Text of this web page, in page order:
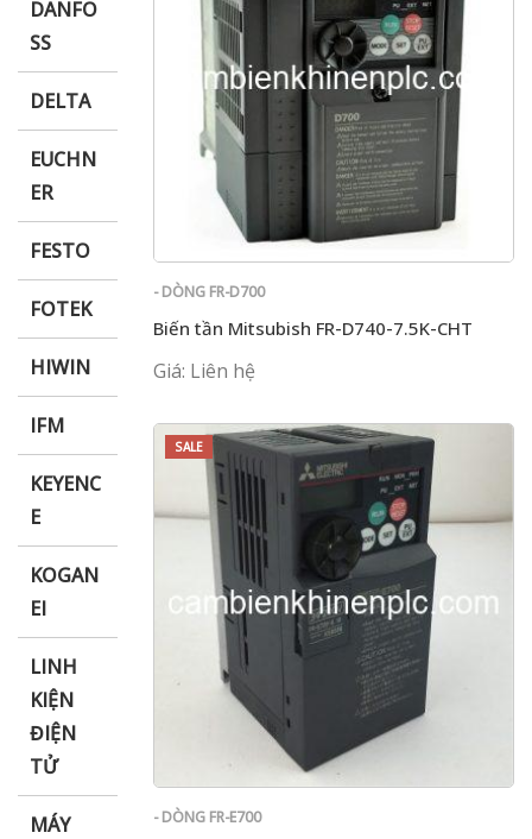
DANFO
SS
DELTA
EUCHN
ER
FESTO
FOTEK
HIWIN
IFM
KEYENC
E
KOGAN
EI
LINH
KIỆN
ĐIỆN
TỬ
MÁY
- DÒNG FR-D700
Biến tần Mitsubish FR-D740-7.5K-CHT
Giá: Liên hệ
SALE
- DÒNG FR-E700